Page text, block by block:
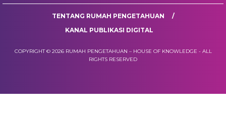
TENTANG RUMAH PENGETAHUAN
KANAL PUBLIKASI DIGITAL
COPYRIGHT © 2026 RUMAH PENGETAHUAN – HOUSE OF KNOWLEDGE - ALL
RIGHTS RESERVED